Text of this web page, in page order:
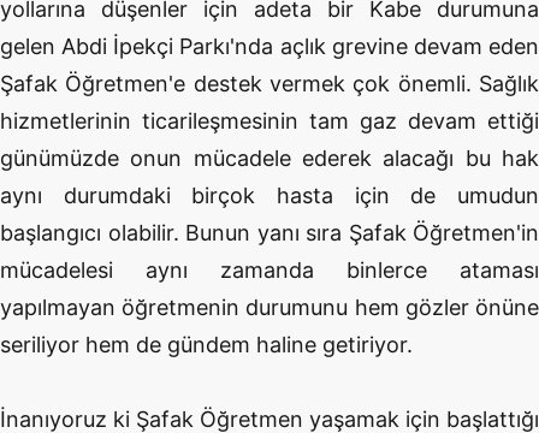
yollarına düşenler için adeta bir Kabe durumuna
gelen Abdi İpekçi Parkı'nda açlık grevine devam eden
Şafak Öğretmen'e destek vermek çok önemli. Sağlık
hizmetlerinin ticarileşmesinin tam gaz devam ettiği
günümüzde onun mücadele ederek alacağı bu hak
aynı durumdaki birçok hasta için de umudun
başlangıcı olabilir. Bunun yanı sıra Şafak Öğretmen'in
mücadelesi aynı zamanda binlerce ataması
yapılmayan öğretmenin durumunu hem gözler önüne
seriliyor hem de gündem haline getiriyor.
İnanıyoruz ki Şafak Öğretmen yaşamak için başlattığı